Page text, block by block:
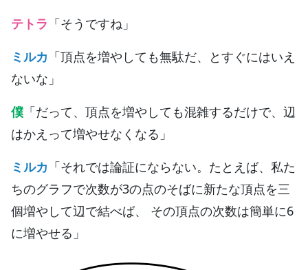
テトラ 「そうですね」
ミルカ 「頂点を増やしても無駄だ、とすぐにはいえ
ないな」
僕 「だって、頂点を増やしても混雑するだけで、辺
はかえって増やせなくなる」
ミルカ 「それでは論証にならない。たとえば、私た
ちのグラフで次数が3の点のそばに新たな頂点を三
個増やして辺で結べば、 その頂点の次数は簡単に6
に増やせる」